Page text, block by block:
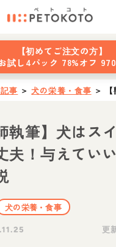
【初めてご注文の方】
試し4パック 78%オフ
事 ＞ 犬の栄養・食事 ＞
執筆】犬はス
夫！与えてい
犬の栄養・食事
更